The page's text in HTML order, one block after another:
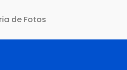
de Fotos